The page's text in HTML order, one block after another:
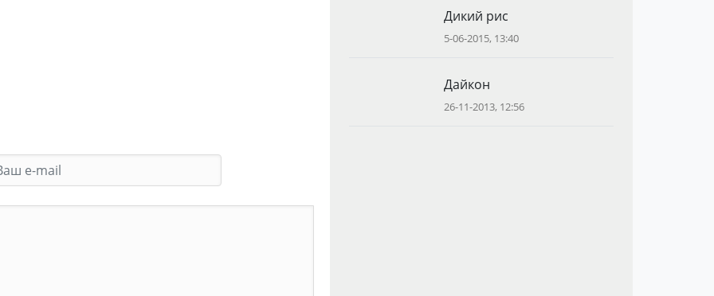
Дикий рис
5-06-2015, 13:40
Дайкон
26-11-2013, 12:56